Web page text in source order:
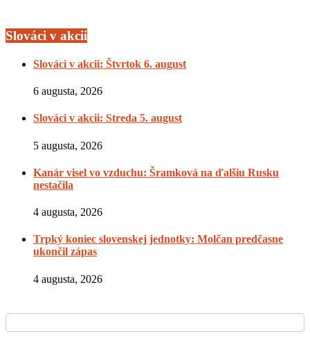
Slováci v akcii
Slováci v akcii: Štvrtok 6. august
6 augusta, 2026
Slováci v akcii: Streda 5. august
5 augusta, 2026
Kanár visel vo vzduchu: Šramková na ďalšiu Rusku
nestačila
4 augusta, 2026
Trpký koniec slovenskej jednotky: Molčan predčasne
ukončil zápas
4 augusta, 2026